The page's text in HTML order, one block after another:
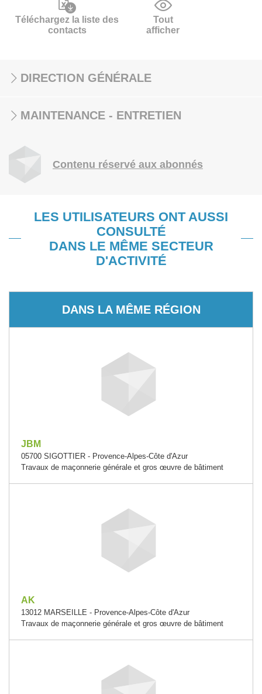
Téléchargez la liste des
contacts
Tout
afficher
DIRECTION GÉNÉRALE
MAINTENANCE - ENTRETIEN
Contenu réservé aux abonnés
LES UTILISATEURS ONT AUSSI
CONSULTÉ
DANS LE MÊME SECTEUR
D'ACTIVITÉ
DANS LA MÊME RÉGION
JBM
05700 SIGOTTIER - Provence-Alpes-Côte d'Azur
Travaux de maçonnerie générale et gros œuvre de bâtiment
AK
13012 MARSEILLE - Provence-Alpes-Côte d'Azur
Travaux de maçonnerie générale et gros œuvre de bâtiment